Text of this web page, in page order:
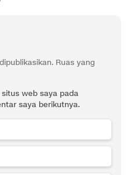
Ruas yang
web saya pada
saya berikutnya.